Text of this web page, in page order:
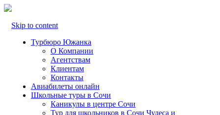
Skip to content
Турбюро Южанка
О Компании
Агентствам
Клиентам
Контакты
Авиабилеты онлайн
Школьные туры в Сочи
Каникулы в центре Сочи
Тур для школьников в Сочи Чудеса и